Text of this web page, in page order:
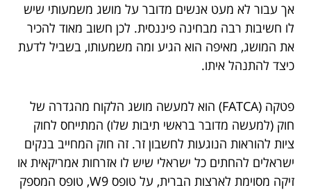
אך עבור לא מעט אנשים מדובר על מושג משמעותי שיש
לו חשיבות רבה מבחינה פיננסית. לכן חשוב מאוד להכיר
את המושג, מאיפה הוא הגיע ומה משמעותו, בשביל לדעת
כיצד להתנהל איתו.
פטקה (FATCA) הוא למעשה מושג הלקוח מהגדרה של
חוק (למעשה מדובר בראשי תיבות שלו) המתייחס לחוק
ציות להוראות הנוגעות לחשבון זר. זה חוק המחייב בנקים
ישראלים להחתים כל ישראלי שיש לו אזרחות אמריקאית או
זיקה מסוימת לארצות הברית, על טופס W9, טופס המספק